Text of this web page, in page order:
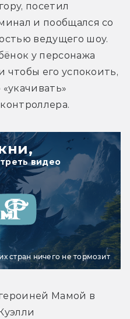
посетил
и пообщался со
ведущего шоу.
у персонажа
чтобы его успокоить,
видео
стран ничего не тормозит
Мамой в